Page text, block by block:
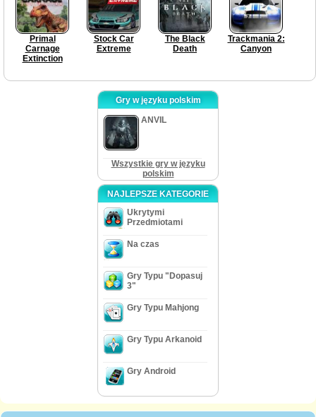
Primal
Carnage
Extinction
Stock Car
Extreme
The Black
Death
Trackmania 2:
Canyon
Gry w języku polskim
ANVIL
Wszystkie gry w języku
polskim
NAJLEPSZE KATEGORIE
Ukrytymi
Przedmiotami
Na czas
Gry Typu "Dopasuj
3"
Gry Typu Mahjong
Gry Typu Arkanoid
Gry Android